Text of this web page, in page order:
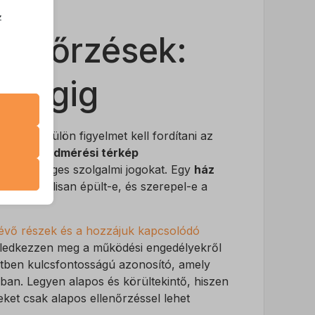
külön figyelmet kell fordítani az
földmérési térkép
esetleges szolgalmi jogokat. Egy ház
legálisan épült-e, és szerepel-e a
részek és a hozzájuk kapcsolódó
meg a működési engedélyekről
kulcsfontosságú azonosító, amely
Legyen alapos és körültekintő, hiszen
csak alapos ellenőrzéssel lehet